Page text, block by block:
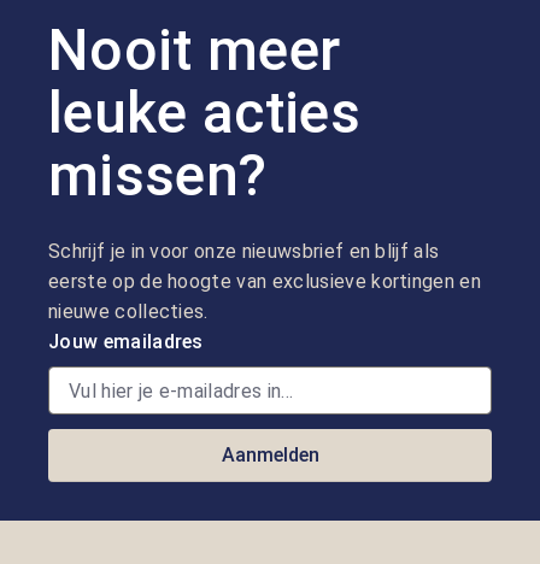
Nooit meer
leuke acties
missen?
Schrijf je in voor onze nieuwsbrief en blijf als
eerste op de hoogte van exclusieve kortingen en
nieuwe collecties.
Jouw emailadres
Aanmelden